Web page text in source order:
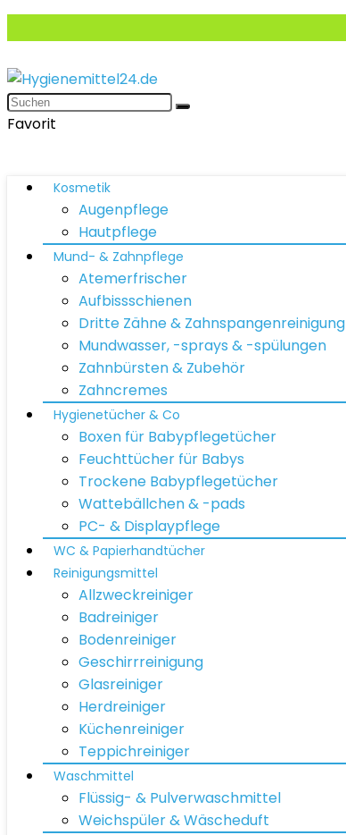
Favorit
Kosmetik
Augenpflege
Hautpflege
Mund- & Zahnpflege
Atemerfrischer
Aufbissschienen
Dritte Zähne & Zahnspangenreinigung
Mundwasser, -sprays & -spülungen
Zahnbürsten & Zubehör
Zahncremes
Hygienetücher & Co
Boxen für Babypflegetücher
Feuchttücher für Babys
Trockene Babypflegetücher
Wattebällchen & -pads
PC- & Displaypflege
WC & Papierhandtücher
Reinigungsmittel
Allzweckreiniger
Badreiniger
Bodenreiniger
Geschirrreinigung
Glasreiniger
Herdreiniger
Küchenreiniger
Teppichreiniger
Waschmittel
Flüssig- & Pulverwaschmittel
Weichspüler & Wäscheduft